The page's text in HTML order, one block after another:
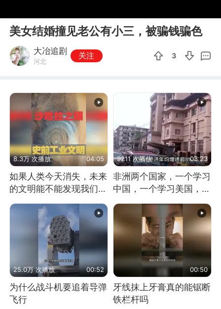
美女结婚撞见老公有小三，被骗钱骗色
大冶追剧
河北
关注 3
8.3万 次播放 04:05
如果人类今天消失，未来
的文明能不能发现我们存
在过？
9211 次播放 03:23
非洲两个国家，一个学习
中国，一个学习美国，结
果怎么样了？
25.0万 次播放 00:52
为什么战斗机要追着导弹
飞行
00:50
牙线抹上牙膏真的能锯断
铁栏杆吗